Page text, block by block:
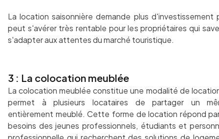
La location saisonnière demande plus d'investissement
peut s'avérer très rentable pour les propriétaires qui
s'adapter aux attentes du marché touristique.
3 : La colocation meublée
La colocation meublée constitue une modalité de
permet à plusieurs locataires de partager un
entièrement meublé. Cette forme de location répond
besoins des jeunes professionnels, étudiants et